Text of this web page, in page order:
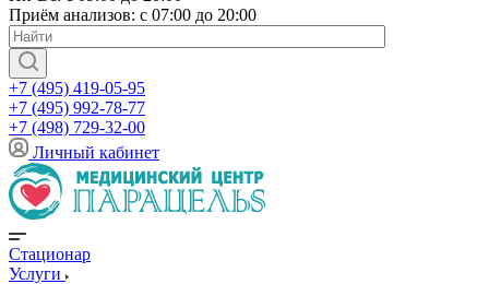
Приём анализов: с 07:00 до 20:00
+7 (495) 419-05-95
+7 (495) 992-78-77
+7 (498) 729-32-00
Личный кабинет
Стационар
Услуги